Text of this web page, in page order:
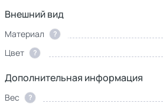
Внешний вид
Материал ?
Цвет
?
Дополнительная информация
Вес ?